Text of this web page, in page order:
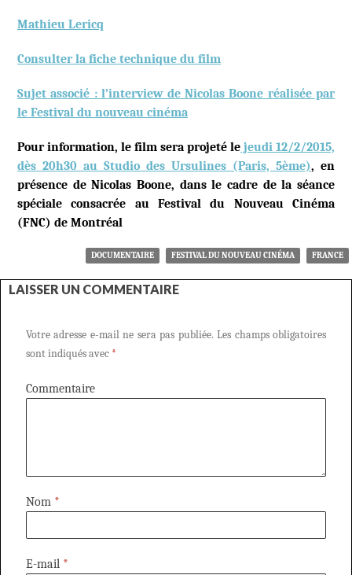
Mathieu Lericq
Consulter la fiche technique du film
Sujet associé : l’interview de Nicolas Boone réalisée par
le Festival du nouveau cinéma
Pour information, le film sera projeté le jeudi 12/2/2015,
dès 20h30 au Studio des Ursulines (Paris, 5ème), en
présence de Nicolas Boone, dans le cadre de la séance
spéciale consacrée au Festival du Nouveau Cinéma
(FNC) de Montréal
DOCUMENTAIRE FESTIVAL DU NOUVEAU CINÉMA FRANCE
LAISSER UN COMMENTAIRE
Votre adresse e-mail ne sera pas publiée. Les champs obligatoires
sont indiqués avec *
Commentaire
Nom *
E-mail *